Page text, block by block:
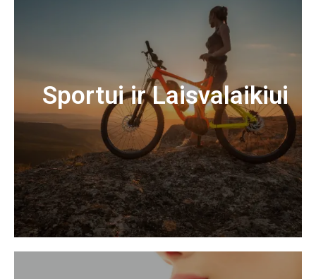
Sportui ir Laisvalaikiui